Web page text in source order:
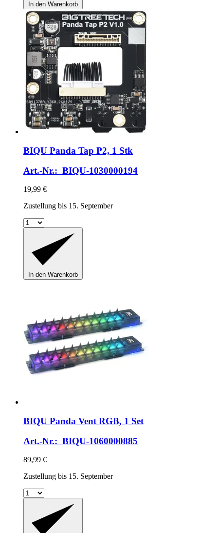
In den Warenkorb
BIQU Panda Tap P2, 1 Stk
Art.-Nr.: BIQU-1030000194
19,99 €
Zustellung bis 15. September
In den Warenkorb
BIQU Panda Vent RGB, 1 Set
Art.-Nr.: BIQU-1060000885
89,99 €
Zustellung bis 15. September